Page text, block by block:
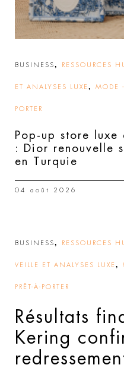
BUSINESS, RESSOURCES
ET ANALYSES LUXE , MODE
PORTER
Pop-up store
: Dior renouvelle
en Turquie
04 août 2026
BUSINESS, RESSOURCES
VEILLE ET ANALYSES LUXE ,
PRÊT-À-PORTER
Résultats
Kering